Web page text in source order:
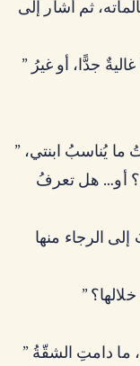
ثم أشار إلى
” الشُّقَقُ المفروشةُ في مناطقَ أرقى إمّا غاليةٌ جدًّا، أو غيرُ
” لا مشكلةَ لديّ في قيمةِ الأُجرةِ إنْ وجدتُ ما يُناسبُ ابنتي،
أو… هل تعرفُ
الرجاء منها
” لا مُدّةَ مُحَدَّدة… أنا مُستعدٌّ لدفعِ أيِّ مبلغٍ، ما دامتِ الشقّةُ